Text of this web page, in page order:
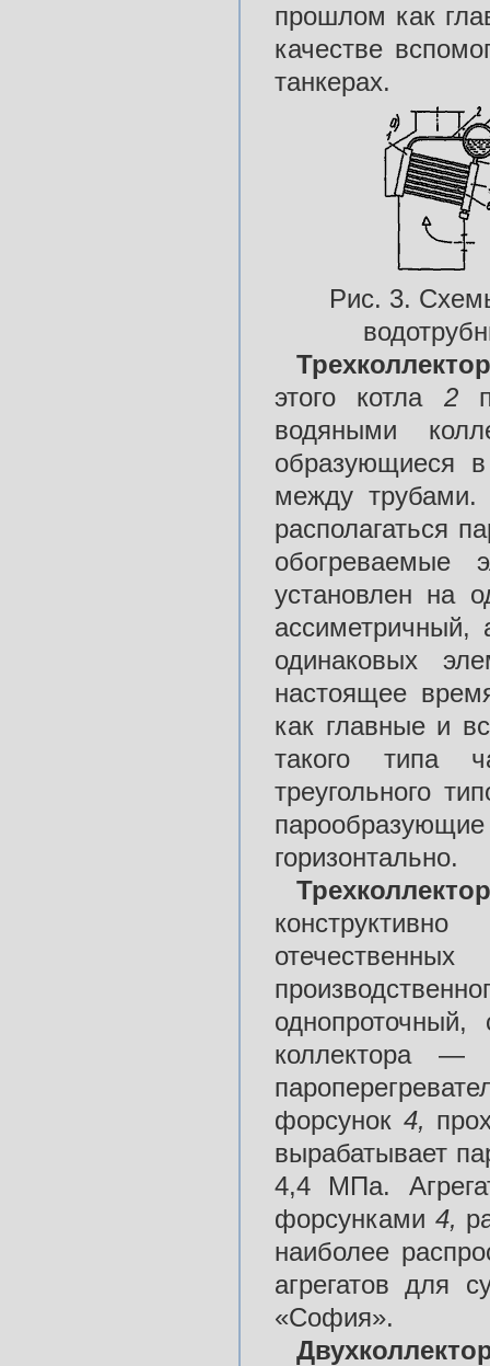
прошлом как
качестве
танкерах.
Рис. 3.
этого котла 2
водяными
образующиеся
между трубами.
располагаться
обогреваемые
установлен на
ассиметричный,
одинаковых
настоящее
как главные и
такого типа
треугольного
горизонтально.
отечественных
коллектора
форсунок 4,
вырабатывает
4,4 МПа.
форсунками 4,
наиболее
агрегатов для
«София».